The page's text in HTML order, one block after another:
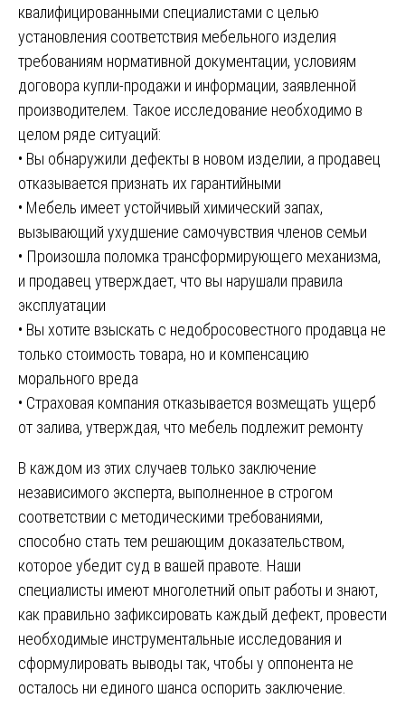
квалифицированными специалистами с целью
установления соответствия мебельного изделия
требованиям нормативной документации, условиям
договора купли-продажи и информации, заявленной
производителем. Такое исследование необходимо в
целом ряде ситуаций:
• Вы обнаружили дефекты в новом изделии, а продавец
отказывается признать их гарантийными
• Мебель имеет устойчивый химический запах,
вызывающий ухудшение самочувствия членов семьи
• Произошла поломка трансформирующего механизма,
и продавец утверждает, что вы нарушали правила
эксплуатации
• Вы хотите взыскать с недобросовестного продавца не
только стоимость товара, но и компенсацию
морального вреда
• Страховая компания отказывается возмещать ущерб
от залива, утверждая, что мебель подлежит ремонту
В каждом из этих случаев только заключение
независимого эксперта, выполненное в строгом
соответствии с методическими требованиями,
способно стать тем решающим доказательством,
которое убедит суд в вашей правоте. Наши
специалисты имеют многолетний опыт работы и знают,
как правильно зафиксировать каждый дефект, провести
необходимые инструментальные исследования и
сформулировать выводы так, чтобы у оппонента не
осталось ни единого шанса оспорить заключение.